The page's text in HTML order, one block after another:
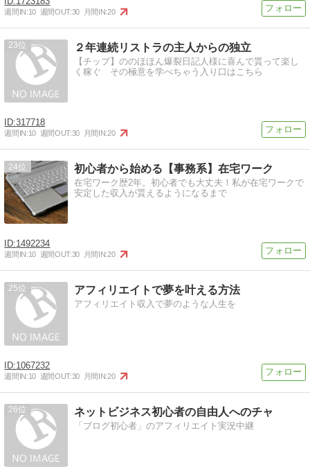
週間IN:10 週間OUT:30 月間IN:20
23 ２年連続リストラの主人からの独立
【チップ】ののほほん爆裂日記人様に喜んで貰って楽し
く稼ぐ その極意を学べちゃう入り口はこちら
317718
週間IN:10 週間OUT:30 月間IN:20
24 初心者から始める【事務系】在宅ワーク
在宅ワーク歴2年。初心者でも大丈夫！私が在宅ワークで
安定した収入が貰えるようになるまで
1492234
週間IN:10 週間OUT:30 月間IN:20
25 アフィリエイトで夢を叶える方法
アフィリエイト収入で夢のような人生を
1067232
週間IN:10 週間OUT:30 月間IN:20
26 ネットビジネス初心者の自由人へのチャ
「ブログ初心者」のアフィリエイト実況中継